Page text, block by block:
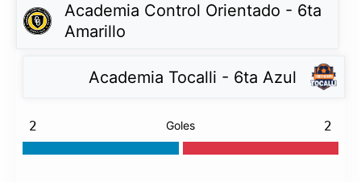
Academia Control Orientado - 6ta
Amarillo
Academia Tocalli - 6ta Azul
2 Goles 2